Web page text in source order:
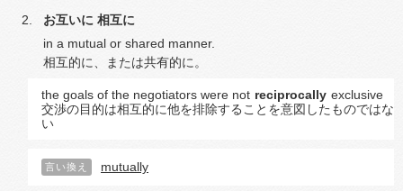
お互いに 相互に
in a mutual or shared manner.
相互的に、または共有的に。
the goals of the negotiators were not reciprocally exclusive
交渉の目的は相互的に他を排除することを意図したものではな
い
言い換え mutually